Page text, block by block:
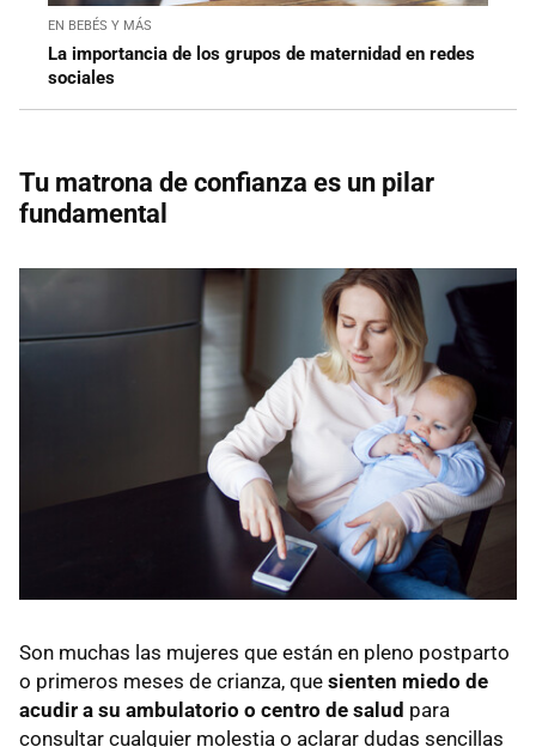
EN BEBÉS Y MÁS
La importancia de los grupos de maternidad en redes
sociales
Tu matrona de confianza es un pilar
fundamental
Son muchas las mujeres que están en pleno postparto
o primeros meses de crianza, que sienten miedo de
acudir a su ambulatorio o centro de salud para
consultar cualquier molestia o aclarar dudas sencillas